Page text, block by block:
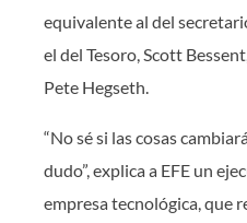
equivalente al del
el del Tesoro, Scott
Pete Hegseth.
“No sé si las cosas
dudo”, explica a EFE un
empresa tecnológica, que